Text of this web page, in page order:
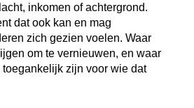
inkomen of achtergrond.
dat ook kan en mag
zich gezien voelen. Waar
om te vernieuwen, en waar
zijn voor wie dat